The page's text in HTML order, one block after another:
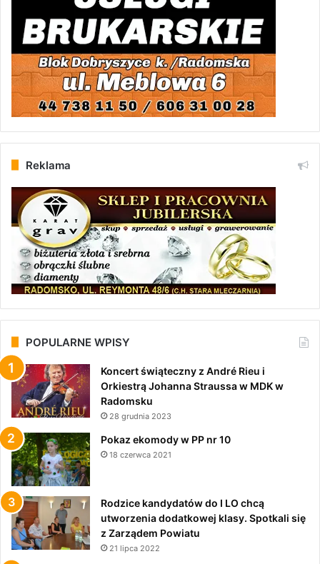
Reklama
POPULARNE WPISY
Koncert świąteczny z André Rieu i
Orkiestrą Johanna Straussa w MDK w
Radomsku
28 grudnia 2023
Pokaz ekomody w PP nr 10
18 czerwca 2021
Rodzice kandydatów do I LO chcą
utworzenia dodatkowej klasy. Spotkali się
z Zarządem Powiatu
21 lipca 2022